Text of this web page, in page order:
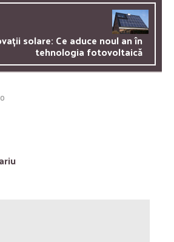
solare: Ce aduce noul an în
tehnologia fotovoltaică
0